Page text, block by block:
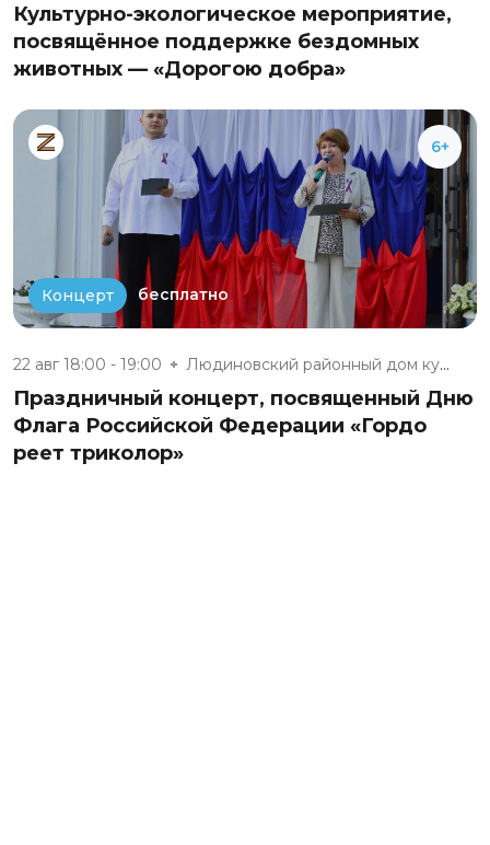
Культурно-экологическое мероприятие,
посвящённое поддержке бездомных
животных — «Дорогою добра»
6+
Концерт бесплатно
22 авг 18:00 - 19:00 Людиновский районный дом культ...
Праздничный концерт, посвященный Дню
Флага Российской Федерации «Гордо
реет триколор»